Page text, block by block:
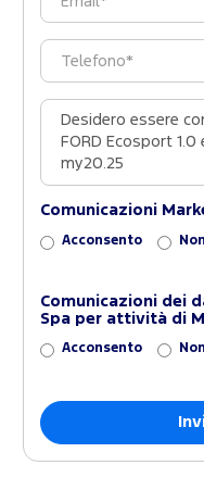
Comunicazioni
Acconsento
Comunicazioni dei
Spa per attività di
Acconsento